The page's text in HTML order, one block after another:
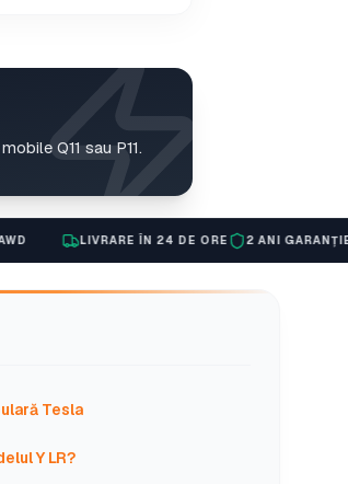
Q11 sau P11.
ÎN 24 DE ORE 2 ANI GARANȚIE ASISTENȚĂ
Tesla
Y LR?